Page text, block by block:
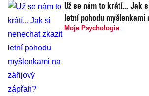
Už se nám to krátí... Jak
letní pohodu myšlenkami
Moje Psychologie